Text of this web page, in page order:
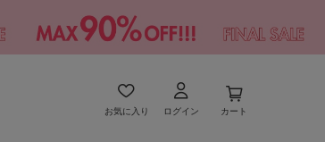
お気に入り ログイン カート